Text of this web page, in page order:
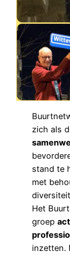
zich als
stand te
met
Het
groep
inzetten.